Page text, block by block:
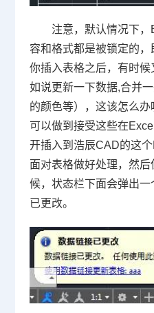
注意，默认情况下，
容和格式都是被锁定的
你插入表格之后，有时
如说更新一下数据,合并
的颜色等），这该怎么
可以做到接受这些在Excel
开插入到浩辰CAD的这个
面对表格做好处理，然
候，状态栏下面会弹出
已更改。